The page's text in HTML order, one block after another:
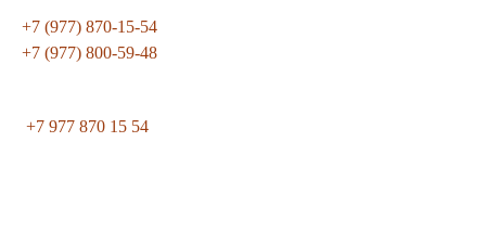
+7 (977) 870-15-54
+7 (977) 800-59-48
+7 977 870 15 54